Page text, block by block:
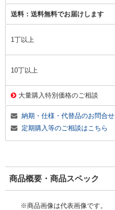
送料： 送料無料でお届けします
1丁以上
10丁以上
大量購入特別価格のご相談
納期・仕様・代替品のお問合せ
定期購入等のご相談はこちら
商品概要・商品スペック
※商品画像は代表画像です。